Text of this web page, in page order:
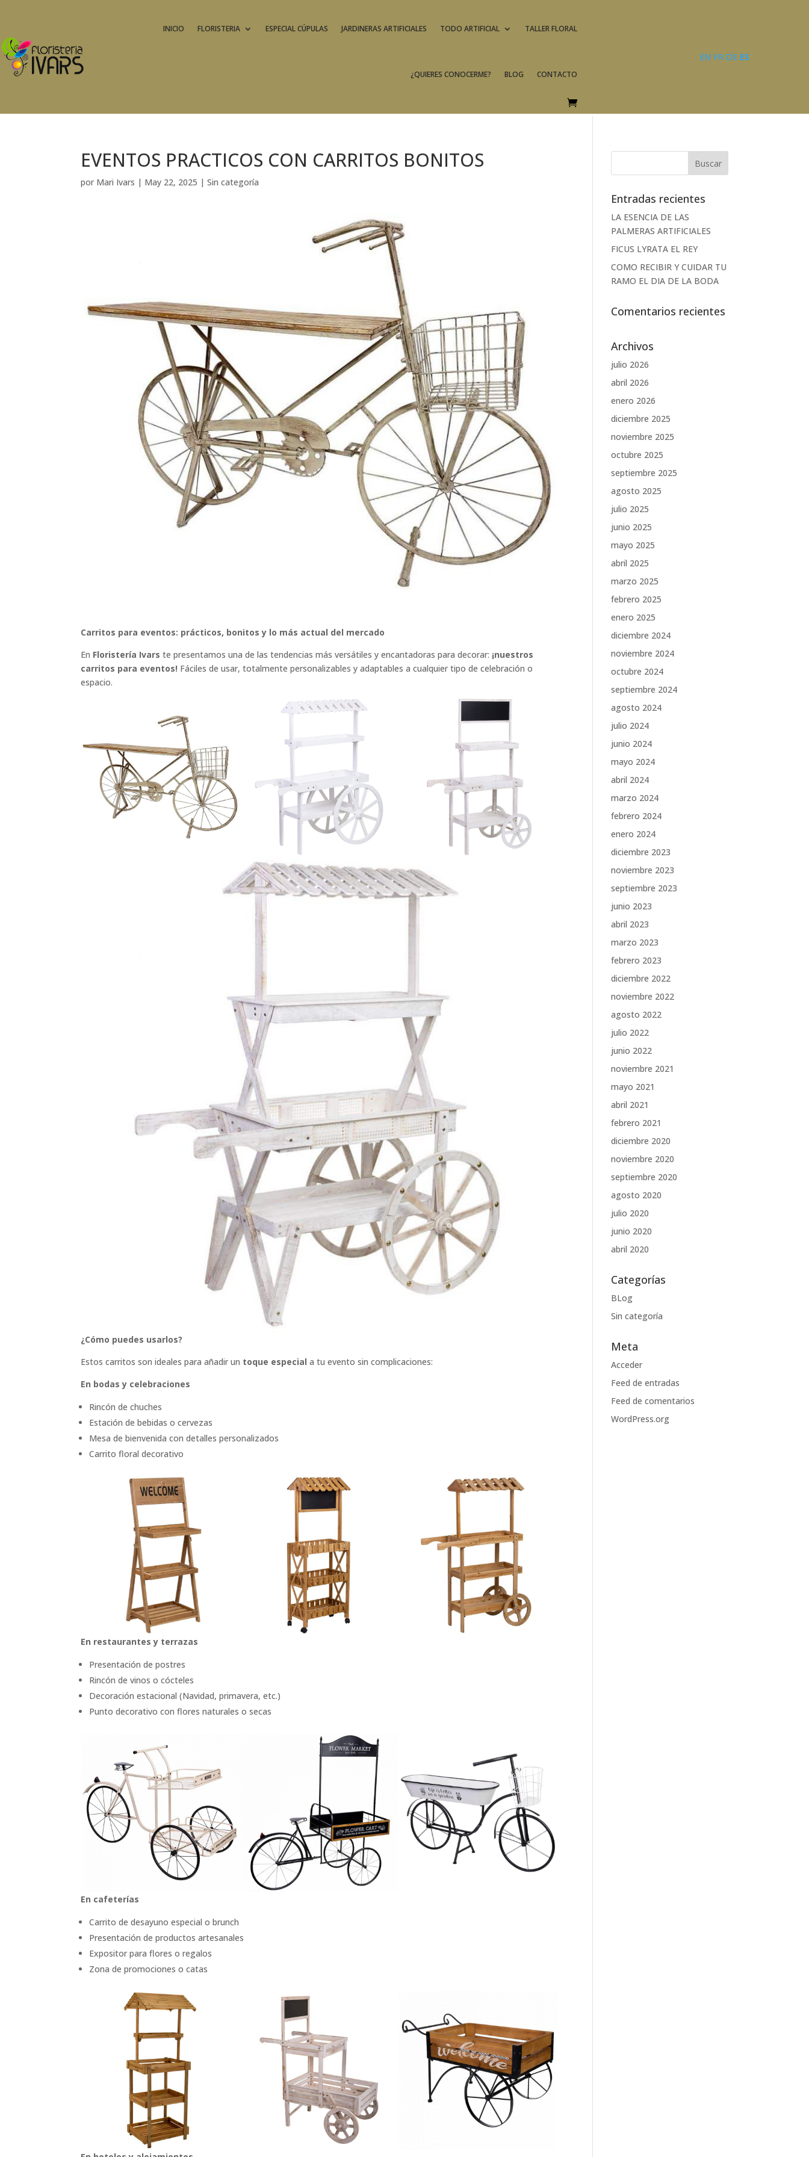
INICIO FLORISTERIA ESPECIAL CÚPULAS JARDINERAS ARTIFICIALES TODO ARTIFICIAL TALLER FLORAL
¿QUIERES CONOCERME? BLOG CONTACTO
EN FR DE ES
EVENTOS PRACTICOS CON CARRITOS BONITOS
por Mari Ivars | May 22, 2025 |Sin categoría
Carritos para eventos: prácticos, bonitos y lo más actual del mercado
En Floristería Ivars te presentamos una de las tendencias más versátiles y encantadoras para decorar: ¡nuestros
carritos para eventos! Fáciles de usar, totalmente personalizables y adaptables a cualquier tipo de celebración o
espacio.
¿Cómo puedes usarlos?
Estos carritos son ideales para añadir un toque especial a tu evento sin complicaciones:
En bodas y celebraciones
Rincón de chuches
Estación de bebidas o cervezas
Mesa de bienvenida con detalles personalizados
Carrito floral decorativo
En restaurantes y terrazas
Presentación de postres
Rincón de vinos o cócteles
Decoración estacional (Navidad, primavera, etc.)
Punto decorativo con flores naturales o secas
En cafeterías
Carrito de desayuno especial o brunch
Presentación de productos artesanales
Expositor para flores o regalos
Zona de promociones o catas
Entradas recientes
LA ESENCIA DE LAS
PALMERAS ARTIFICIALES
FICUS LYRATA EL REY
COMO RECIBIR Y CUIDAR TU
RAMO EL DIA DE LA BODA
Comentarios recientes
Archivos
julio 2026
abril 2026
enero 2026
diciembre 2025
noviembre 2025
octubre 2025
septiembre 2025
agosto 2025
julio 2025
junio 2025
mayo 2025
abril 2025
marzo 2025
febrero 2025
enero 2025
diciembre 2024
noviembre 2024
octubre 2024
septiembre 2024
agosto 2024
julio 2024
junio 2024
mayo 2024
abril 2024
marzo 2024
febrero 2024
enero 2024
diciembre 2023
noviembre 2023
septiembre 2023
junio 2023
abril 2023
marzo 2023
febrero 2023
diciembre 2022
noviembre 2022
agosto 2022
julio 2022
junio 2022
noviembre 2021
mayo 2021
abril 2021
febrero 2021
diciembre 2020
noviembre 2020
septiembre 2020
agosto 2020
julio 2020
junio 2020
abril 2020
Categorías
BLog
Sin categoría
Meta
Acceder
Feed de entradas
Feed de comentarios
WordPress.org